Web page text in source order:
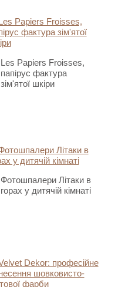
Les Papiers Froisses,
папірус фактура
зім'ятої шкіри
Фотошпалери Літаки в
горах у дитячій кімнаті